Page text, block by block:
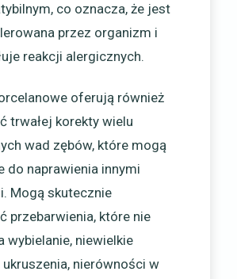
co oznacza, że jest
przez organizm i
reakcji alergicznych.
oferują również
trwałej korekty wielu
wad zębów, które mogą
do naprawienia innymi
Mogą skutecznie
przebarwienia, które nie
wybielanie, niewielkie
ukruszenia, nierówności w